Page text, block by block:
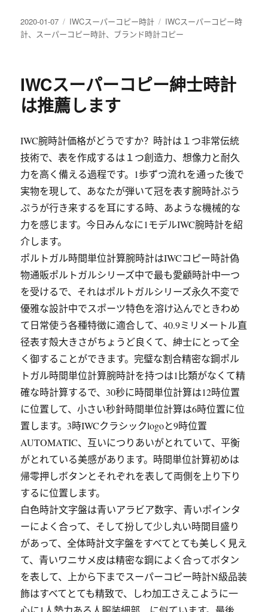
发
布
2020-01-07
分
类
IWCスーパーコピー時計
标
签
IWCスーパーコピー時
計、 スーパーコピー時計、 ブランド時計コピー
IWCスーパーコピー紳士時計
は推薦します
IWC腕時計価格がどうですか？時計は１つ非常伝統
技術で、表を作成するは１つ創造力、想像力と耐久
力を高く備える過程です。1歩ずつ流れを通った後で
実物を現して、あなたが弾いて冠を表す腕時計ぷう
ぷうが行き来するを耳にする時、あような機械的な
力を感じます。今日みんなに1モデルIWC腕時計を紹
介します。
ポルトガル時間単位計算腕時計はIWCコピー時計偽
物通販ポルトガルシリーズ中で最も愛顧時計中一つ
を受けるで、それはポルトガルシリーズ永久不変で
優雅な設計中でスポーツ特色を溶け込んでときわめ
て日常使う各種特徴に適合して、40.9ミリメートル直
径表す殻大きさがちょうど良くて、紳士にとって全
く御することができます。完璧な割合精密な鋼ポル
トガル時間単位計算腕時計を持つは1比類がなくて精
確な時計算するで、30秒に時間単位計算は12時位置
に位置して、小さい秒針時間単位計算は6時位置に位
置します。3時IWCクラシックlogoと9時位置
AUTOMATIC、互いにつりあいがとれていて、平衡
がとれている美感があります。時間単位計算初めは
帰零押しボタンとそれぞれを表して両側を上り下り
するに位置します。
白色時計文字盤は青いアラビア数字、青いポインタ
ーによく合って、そして扮して少し丸い時間目盛り
があって、全体時計文字盤をすべてとても美しく見え
て、青いワニサメ皮は精密な鋼によく合ってボタン
を表して、上から下までスーパーコピー時計N級品装
飾はすべてとても精致で、しわ加工さえこように一